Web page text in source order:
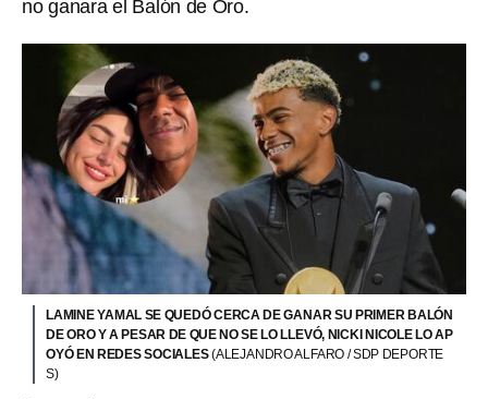
no ganara el Balón de Oro.
LAMINE YAMAL SE QUEDÓ CERCA DE GANAR SU PRIMER BALÓN
DE ORO Y A PESAR DE QUE NO SE LO LLEVÓ, NICKI NICOLE LO AP
OYÓ EN REDES SOCIALES(ALEJANDRO ALFARO / SDP DEPORTE
S)